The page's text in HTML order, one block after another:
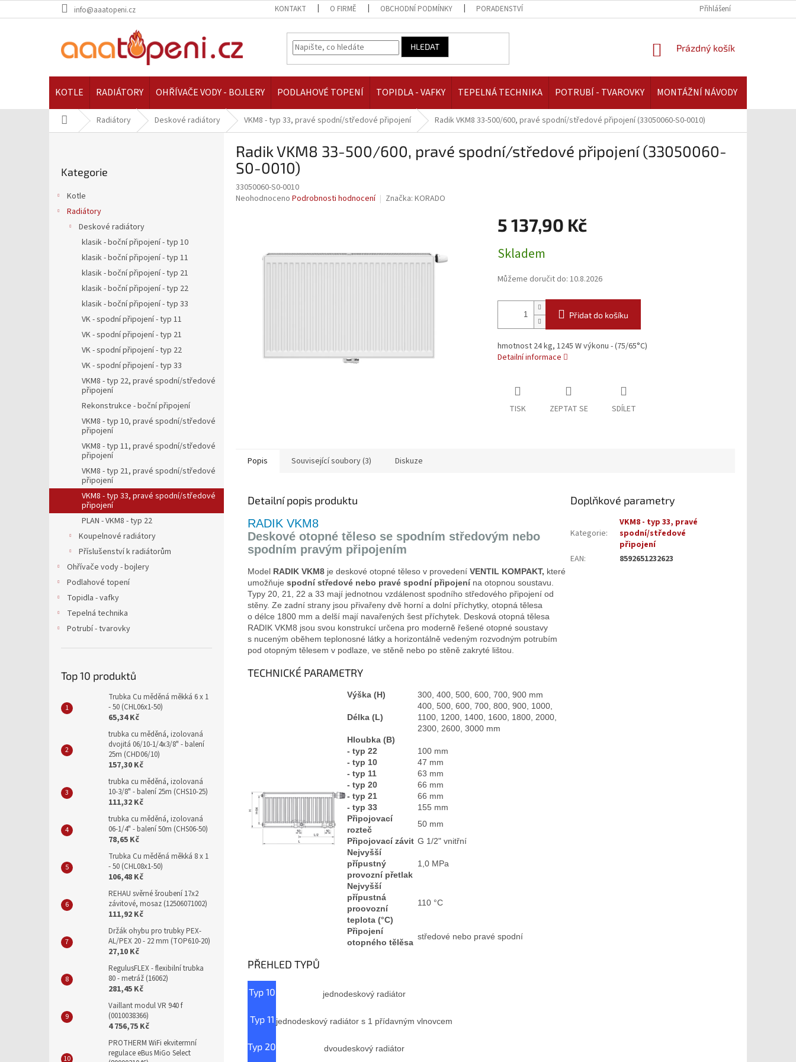
na
info@aaatopeni.cz KONTAKT O FIRMĚ OBCHODNÍ PODMÍNKY PORADENSTVÍ PLATBA A DOPRAVA |
Přihlášení
HLEDAT
NÁKUPNÍ
Prázdný košík
KOTLE RADIÁTORY OHŘÍVAČE VODY - BOJLERY PODLAHOVÉ TOPENÍ TOPIDLA - VAFKY TEPELNÁ TECHNIKA POTRUBÍ - TVAROVKY MONTÁŽNÍ NÁVODY
Domů Radiátory Deskové radiátory VKM8 - typ 33, pravé spodní/středové připojení Radik VKM8 33-500/600, pravé spodní/středové připojení (33050060-S0-0010)
kategorie
Kategorie
Kotle
Radiátory
Deskové radiátory
klasik - boční připojení - typ 10
klasik - boční připojení - typ 11
klasik - boční připojení - typ 21
klasik - boční připojení - typ 22
klasik - boční připojení - typ 33
VK - spodní připojení - typ 11
VK - spodní připojení - typ 21
VK - spodní připojení - typ 22
VK - spodní připojení - typ 33
VKM8 - typ 22, pravé spodní/středové
připojení
Rekonstrukce - boční připojení
VKM8 - typ 10, pravé spodní/středové
připojení
VKM8 - typ 11, pravé spodní/středové
připojení
VKM8 - typ 21, pravé spodní/středové
připojení
VKM8 - typ 33, pravé spodní/středové
připojení
PLAN - VKM8 - typ 22
Koupelnové radiátory
Příslušenství k radiátorům
Ohřívače vody - bojlery
Podlahové topení
Topidla - vafky
Tepelná technika
Potrubí - tvarovky
Top 10 produktů
Trubka Cu měděná měkká 6 x 1
- 50 (CHL06x1-50)
65,34 Kč
trubka cu měděná, izolovaná
dvojitá 06/10-1/4x3/8" - balení
25m (CHD06/10)
157,30 Kč
trubka cu měděná, izolovaná
10-3/8" - balení 25m (CHS10-25)
111,32 Kč
trubka cu měděná, izolovaná
06-1/4" - balení 50m (CHS06-50)
78,65 Kč
Trubka Cu měděná měkká 8 x 1
- 50 (CHL08x1-50)
106,48 Kč
REHAU svěrné šroubení 17x2
závitové, mosaz (12506071002)
111,92 Kč
Držák ohybu pro trubky PEX-
AL/PEX 20 - 22 mm (TOP610-20)
27,10 Kč
RegulusFLEX - flexibilní trubka
80 - metráž (16062)
281,45 Kč
Vaillant modul VR 940 f
(0010038366)
4 756,75 Kč
PROTHERM WiFi ekvitermní
regulace eBus MiGo Select
Radik VKM8 33-500/600, pravé spodní/středové připojení (33050060-
S0-0010)
33050060-S0-0010
Průměrné
Neohodnoceno Podrobnosti hodnocení Značka: KORADO
5 137,90 Kč
cena:
Skladem
Můžeme doručit do: 10.8.2026
Přidat do košíku
hmotnost 24 kg, 1245 W výkonu - (75/65°C)
Detailní informace
TISK ZEPTAT SE SDÍLET
Popis Související soubory (3) Diskuze
Detailní popis produktu
RADIK VKM8
Deskové otopné těleso se spodním středovým nebo
spodním pravým připojením
Model RADIK VKM8 je deskové otopné těleso v provedení VENTIL KOMPAKT, které
umožňuje spodní středové nebo pravé spodní připojenína otopnou soustavu.
Typy 20, 21, 22 a 33 mají jednotnou vzdálenost spodního středového připojení od
stěny. Ze zadní strany jsou přivařeny dvě horní a dolní příchytky, otopná tělesa
o délce 1800 mm a delší mají navařených šest příchytek. Desková otopná tělesa
RADIK VKM8 jsou svou konstrukcí určena pro moderně řešené otopné soustavy
s nuceným oběhem teplonosné látky a horizontálně vedeným rozvodným potrubím
pod otopným tělesem v podlaze, ve stěně nebo po stěně zakryté lištou.
TECHNICKÉ PARAMETRY
Výška (H) 300, 400, 500, 600, 700, 900 mm
Délka (L)
400, 500, 600, 700, 800, 900, 1000,
1100, 1200, 1400, 1600, 1800, 2000,
2300, 2600, 3000 mm
Hloubka (B)
- typ 22
100 mm
- typ 10
47 mm
- typ 11
63 mm
- typ 20
66 mm
- typ 21
66 mm
- typ 33
155 mm
Připojovací
rozteč
50 mm
Připojovací závit G 1/2" vnitřní
Nejvyšší
přípustný
provozní přetlak
1,0 MPa
Nejvyšší
přípustná
proovozní
teplota (°C)
110 °C
Připojení
otopného tělěsa
středové nebo pravé spodní
PŘEHLED TYPŮ
Typ 10 jednodeskový radiátor
Typ 11 jednodeskový radiátor s 1 přídavným vlnovcem
Typ 20 dvoudeskový radiátor
Doplňkové parametry
Kategorie:
VKM8 - typ 33, pravé
spodní/středové
připojení
EAN: 8592651232623